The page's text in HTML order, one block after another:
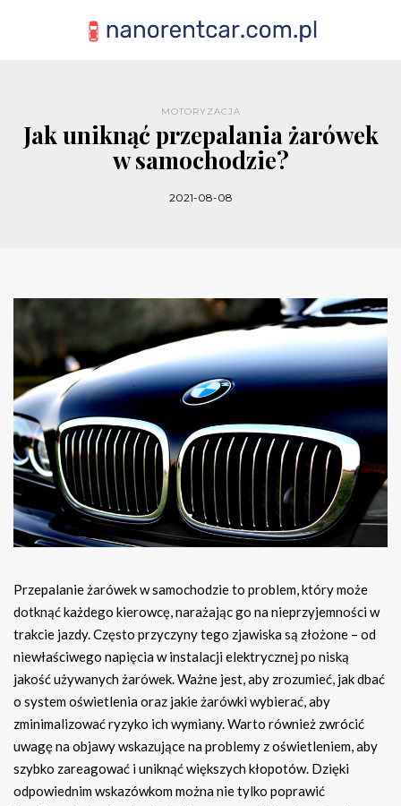
MOTORYZACJA
Jak uniknąć przepalania żarówek
w samochodzie?
2021-08-08
Przepalanie żarówek w samochodzie to problem, który może
dotknąć każdego kierowcę, narażając go na nieprzyjemności w
trakcie jazdy. Często przyczyny tego zjawiska są złożone – od
niewłaściwego napięcia w instalacji elektrycznej po niską
jakość używanych żarówek. Ważne jest, aby zrozumieć, jak dbać
o system oświetlenia oraz jakie żarówki wybierać, aby
zminimalizować ryzyko ich wymiany. Warto również zwrócić
uwagę na objawy wskazujące na problemy z oświetleniem, aby
szybko zareagować i uniknąć większych kłopotów. Dzięki
odpowiednim wskazówkom można nie tylko poprawić